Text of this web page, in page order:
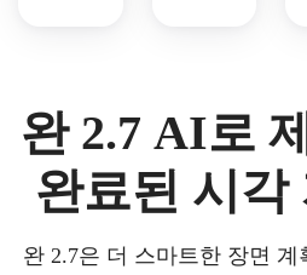
완 2.7 AI로
완료된 시각
완 2.7은 더 스마트한 장면 계